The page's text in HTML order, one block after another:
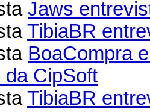
Jaws
TibiaBR
BoaCompra
da CipSoft
TibiaBR